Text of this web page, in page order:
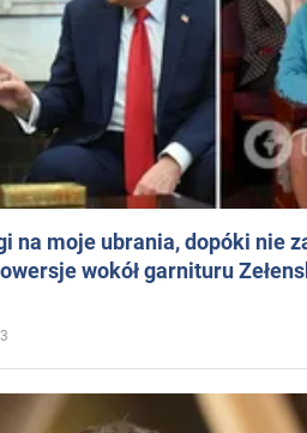
na moje ubrania, dopóki nie
wokół garnituru